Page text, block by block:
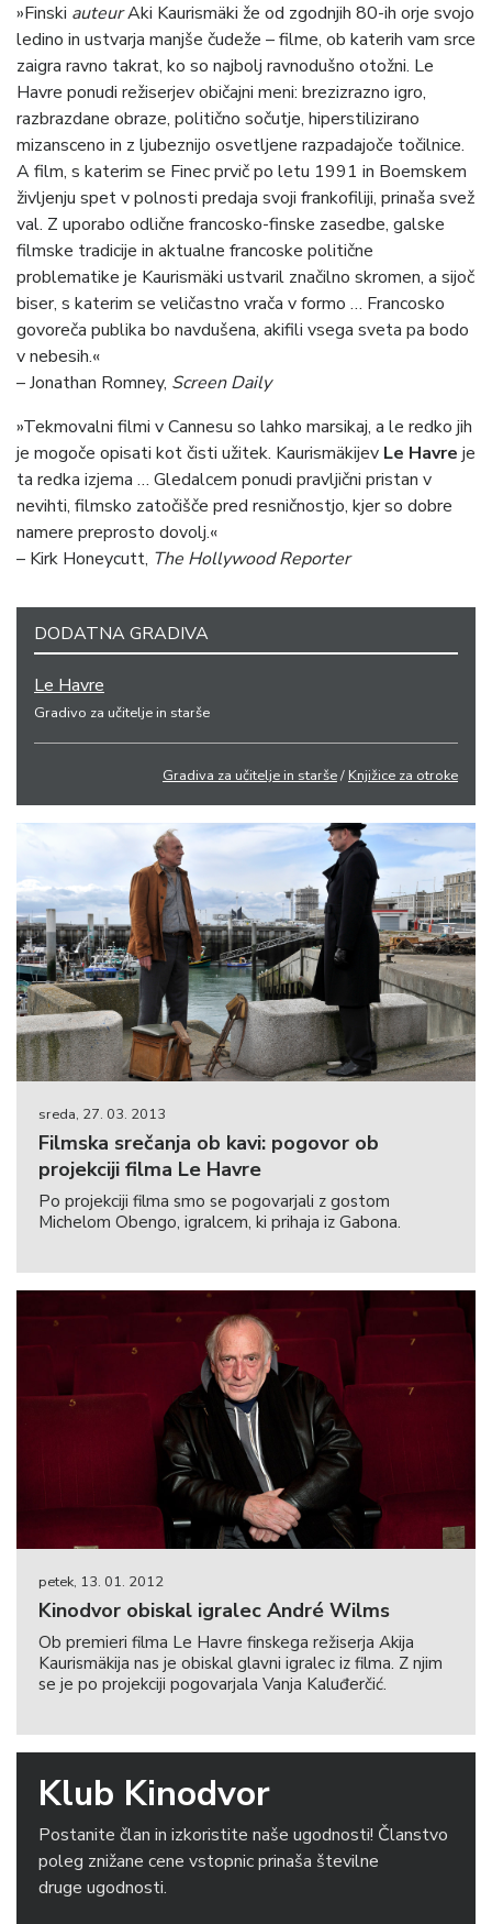
»Finski auteurAki Kaurismäki že od zgodnjih 80-ih orje svojo
ledino in ustvarja manjše čudeže – filme, ob katerih vam srce
zaigra ravno takrat, ko so najbolj ravnodušno otožni. Le
Havre ponudi režiserjev običajni meni: brezizrazno igro,
razbrazdane obraze, politično sočutje, hiperstilizirano
mizansceno in z ljubeznijo osvetljene razpadajoče točilnice.
A film, s katerim se Finec prvič po letu 1991 in Boemskem
življenju spet v polnosti predaja svoji frankofiliji, prinaša svež
val. Z uporabo odlične francosko-finske zasedbe, galske
filmske tradicije in aktualne francoske politične
problematike je Kaurismäki ustvaril značilno skromen, a sijoč
biser, s katerim se veličastno vrača v formo … Francosko
govoreča publika bo navdušena, akifili vsega sveta pa bodo
v nebesih.«
– Jonathan Romney, Screen Daily
»Tekmovalni filmi v Cannesu so lahko marsikaj, a le redko jih
je mogoče opisati kot čisti užitek. Kaurismäkijev Le Havre je
ta redka izjema … Gledalcem ponudi pravljični pristan v
nevihti, filmsko zatočišče pred resničnostjo, kjer so dobre
namere preprosto dovolj.«
– Kirk Honeycutt, The Hollywood Reporter
DODATNA GRADIVA
Le Havre
Gradivo za učitelje in starše
Gradiva za učitelje in starše/ Knjižice za otroke
sreda, 27. 03. 2013
Filmska srečanja ob kavi: pogovor ob
projekciji filma Le Havre
Po projekciji filma smo se pogovarjali z gostom
Michelom Obengo, igralcem, ki prihaja iz Gabona.
petek, 13. 01. 2012
Kinodvor obiskal igralec André Wilms
Ob premieri filma Le Havre finskega režiserja Akija
Kaurismäkija nas je obiskal glavni igralec iz filma. Z njim
se je po projekciji pogovarjala Vanja Kaluđerčić.
Klub Kinodvor
Postanite član in izkoristite naše ugodnosti! Članstvo
poleg znižane cene vstopnic prinaša številne
druge ugodnosti.